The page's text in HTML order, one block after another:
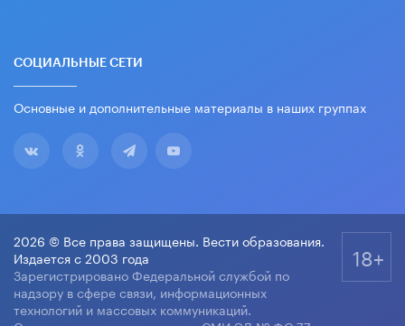
СОЦИАЛЬНЫЕ СЕТИ
Основные и дополнительные материалы в наших группах
2026 © Все права защищены. Вести образования.
Издается с 2003 года
Зарегистрировано Федеральной службой по
надзору в сфере связи, информационных
технологий и массовых коммуникаций.
18+